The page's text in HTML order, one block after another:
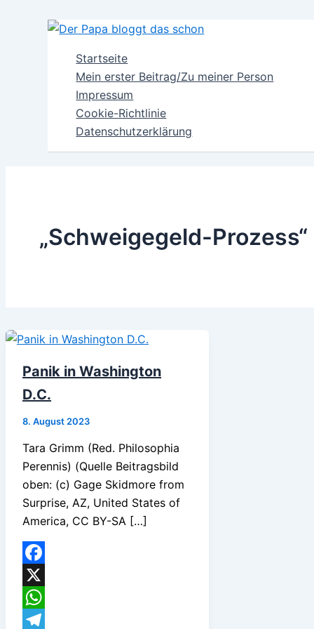
Startseite
Mein erster Beitrag/Zu meiner Person
Impressum
Cookie-Richtlinie
Datenschutzerklärung
„Schweigegeld-Prozess“
Panik in Washington
D.C.
8. August 2023
Tara Grimm (Red. Philosophia
Perennis) (Quelle Beitragsbild
oben: (c) Gage Skidmore from
Surprise, AZ, United States of
America, CC BY-SA […]
Facebook
X
WhatsApp